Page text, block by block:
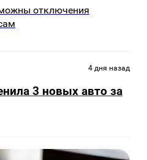
отключения
4 дня назад
3 новых авто за